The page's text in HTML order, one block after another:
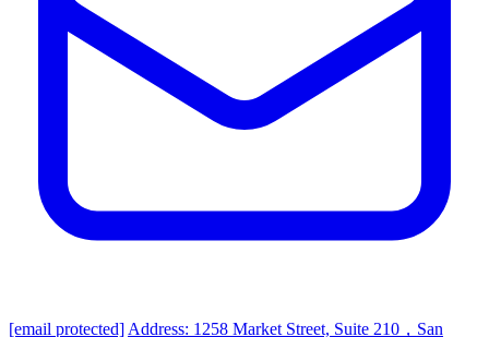
[email protected] Address: 1258 Market Street, Suite 210，San